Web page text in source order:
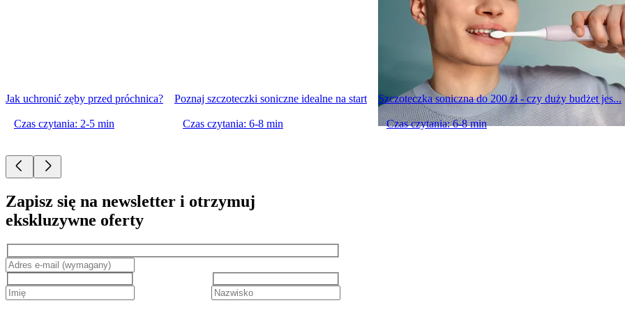
Jak uchronić zęby przed próchnica?
Czas czytania: 2-5 min
Poznaj szczoteczki soniczne idealne na start
Czas czytania: 6-8 min
Szczoteczka soniczna do 200 zł - czy duży budżet jes...
Czas czytania: 6-8 min
Zapisz się na newsletter i otrzymuj
ekskluzywne oferty